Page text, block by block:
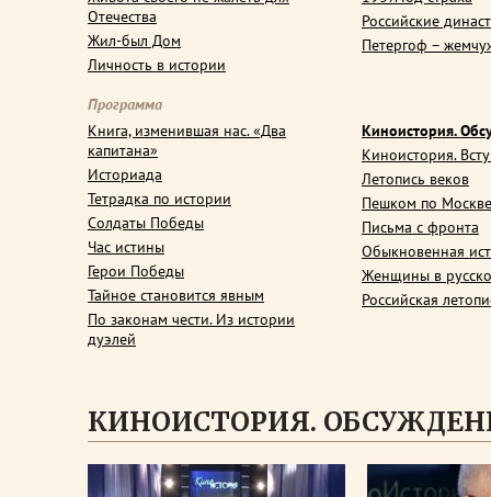
Отечества
Жил-был Дом
Личность в истории
Российские
Петергоф –
Программа
Книга, изменившая нас. «Два
капитана»
Историада
Тетрадка по истории
Солдаты Победы
Час истины
Герои Победы
Тайное становится явным
По законам чести. Из истории
дуэлей
Киноистория.
Киноистория.
Летопись веков
Пешком по Москве
Письма с фронта
Обыкновенная
Женщины в
Российская
КИНОИСТОРИЯ.